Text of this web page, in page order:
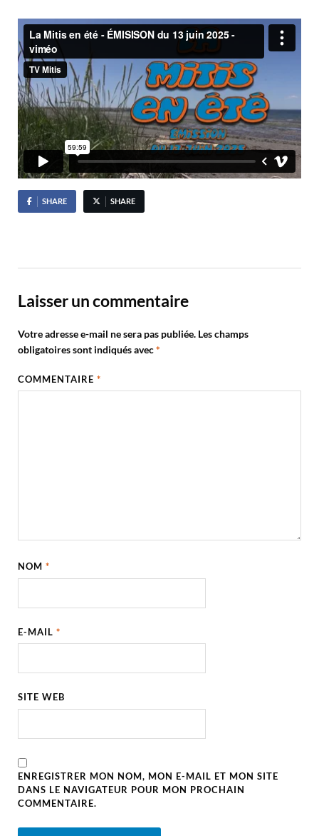
SHARE SHARE
Laisser un commentaire
Votre adresse e-mail ne sera pas publiée. Les champs
obligatoires sont indiqués avec*
COMMENTAIRE*
NOM*
E-MAIL*
SITE WEB
ENREGISTRER MON NOM, MON E-MAIL ET MON SITE
DANS LE NAVIGATEUR POUR MON PROCHAIN
COMMENTAIRE.